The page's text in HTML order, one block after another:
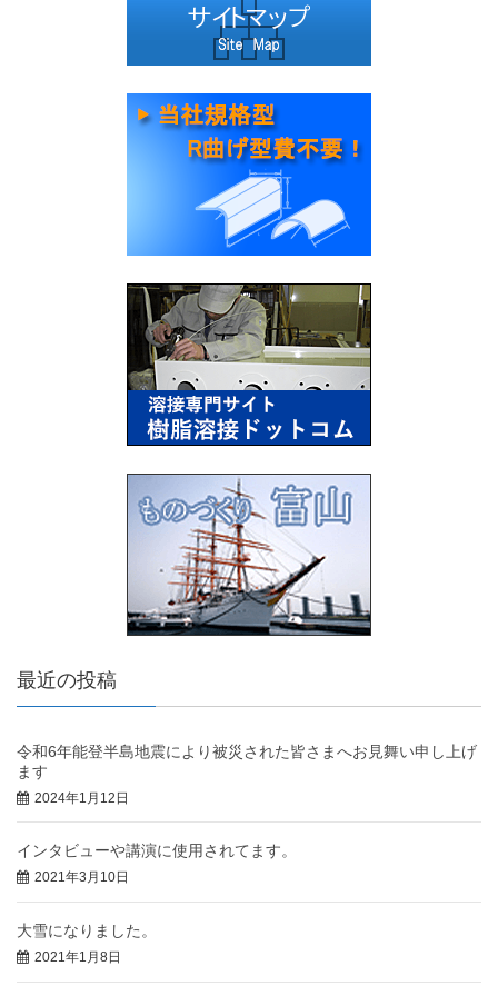
最近の投稿
令和6年能登半島地震により被災された皆さまへお見舞い申し上げ
ます
2024年1月12日
インタビューや講演に使用されてます。
2021年3月10日
大雪になりました。
2021年1月8日